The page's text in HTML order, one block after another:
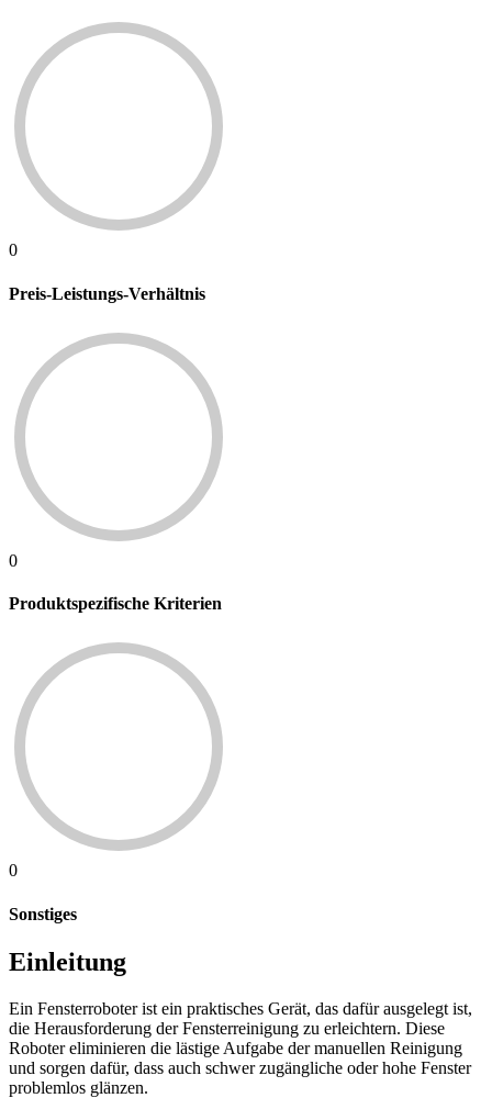
0
Preis-Leistungs-Verhältnis
0
Produktspezifische Kriterien
0
Sonstiges
Einleitung
Ein Fensterroboter ist ein praktisches Gerät, das dafür ausgelegt ist,
die Herausforderung der Fensterreinigung zu erleichtern. Diese
Roboter eliminieren die lästige Aufgabe der manuellen Reinigung
und sorgen dafür, dass auch schwer zugängliche oder hohe Fenster
problemlos glänzen.